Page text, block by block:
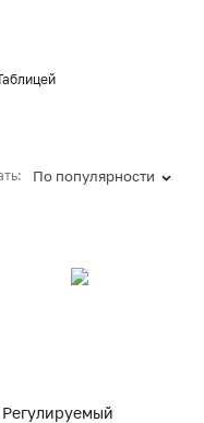
По популярности